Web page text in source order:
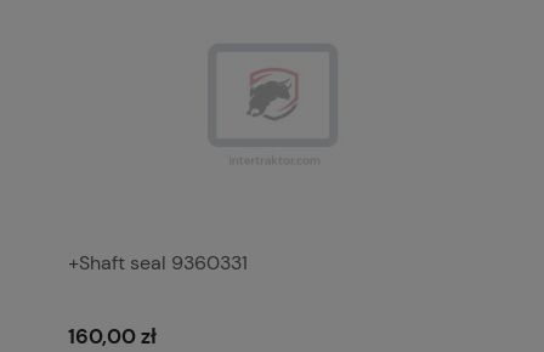
+Shaft seal 9360331
160,00 zł